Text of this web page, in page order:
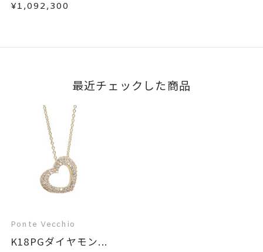
¥1,092,300
最近チェックした商品
Ponte Vecchio
K18PGダイヤモン...